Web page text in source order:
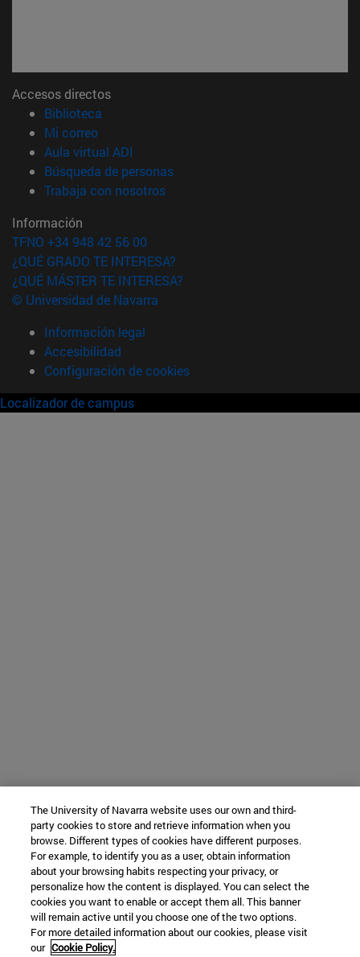
Accesos directos
Biblioteca
Mi correo(abre en nueva ventana)
Aula virtual ADI
Búsqueda de personas(abre en nueva ventana)
Trabaja con nosotros(abre en nueva ventana)
Información
TFNO +34 948 42 56 00
¿QUÉ GRADO TE INTERESA?
¿QUÉ MÁSTER TE INTERESA?
© Universidad de Navarra
Información legal
Accesibilidad
Configuración de cookies
Localizador de campus
The University of Navarra website uses our own and third-
party cookies to store and retrieve information when you
browse. Different types of cookies have different purposes.
For example, to identify you as a user, obtain information
about your browsing habits respecting your privacy, or
personalize how the content is displayed. You can select the
cookies you want to enable or accept them all. This banner
will remain active until you choose one of the two options.
For more detailed information about our cookies, please visit
our Cookie Policy.